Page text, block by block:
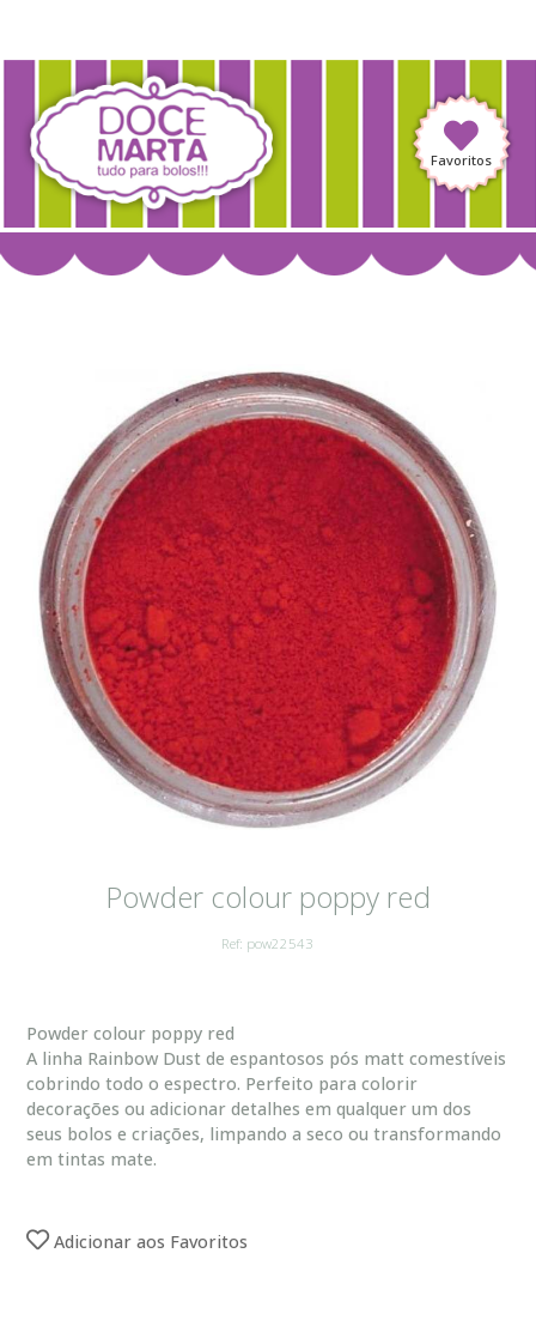
Favoritos
Powder colour poppy red
Ref: pow22543
Powder colour poppy red
A linha Rainbow Dust de espantosos pós matt comestíveis
cobrindo todo o espectro. Perfeito para colorir
decorações ou adicionar detalhes em qualquer um dos
seus bolos e criações, limpando a seco ou transformando
em tintas mate.
Adicionar aos Favoritos